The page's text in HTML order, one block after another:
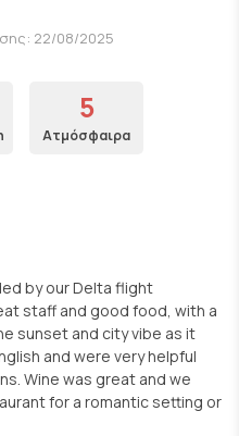
22/08/2025
5
Ατμόσφαιρα
by our Delta flight
staff and good food, with a
sunset and city vibe as it
and were very helpful
Wine was great and we
for a romantic setting or